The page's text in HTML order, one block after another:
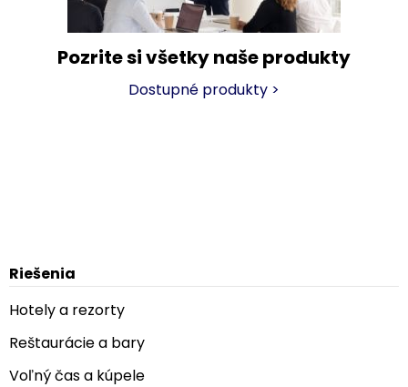
Pozrite si všetky naše produkty
Dostupné produkty >
Riešenia
Hotely a rezorty
Reštaurácie a bary
Voľný čas a kúpele